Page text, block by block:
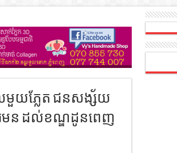
យភ្លែត ជនសង្ស័យ
រមន ដល់ខណ្ឌដូនពេញ